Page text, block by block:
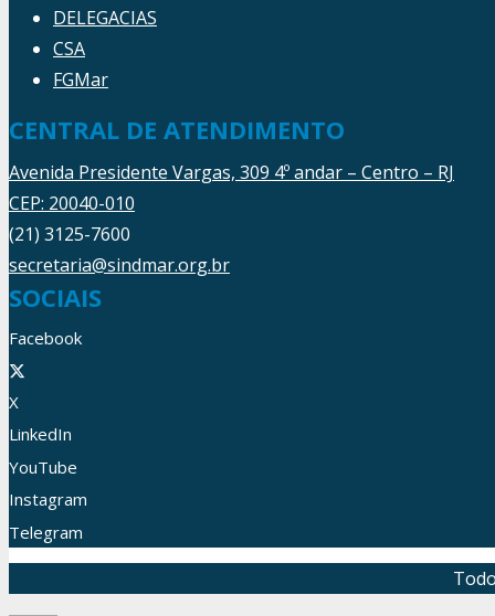
DELEGACIAS
CSA
FGMar
CENTRAL DE ATENDIMENTO
Avenida Presidente Vargas, 309 4º andar – Centro – RJ
CEP: 20040-010
(21) 3125-7600
secretaria@sindmar.org.br
SOCIAIS
Facebook
X
LinkedIn
YouTube
Instagram
Telegram